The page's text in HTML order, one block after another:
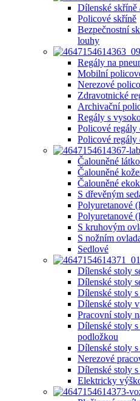
Dílenské skříně
Policové skříně
Bezpečnostní
louhy
Regály na
Mobilní
Nerezové
Zdravotnické
Archivační
Regály s
Policové regály
Policové
Čalouněné
Čalouněné
Čalouněné
S dřevěným
Polyuretanové
Polyuretanové
S kruhovým
S nožním
Sedlové
Dílenské stoly
Dílenské stoly
Dílenské stoly
Dílenské stoly
Pracovní stoly
Dílenské stoly
podložkou
Dílenské stoly
Nerezové
Dílenské stoly s
Elektricky